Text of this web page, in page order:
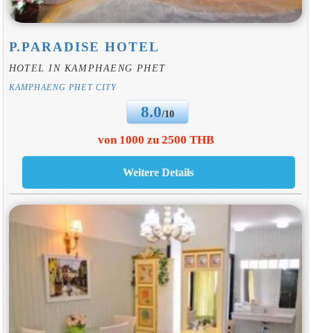
P.PARADISE HOTEL
HOTEL IN KAMPHAENG PHET
KAMPHAENG PHET CITY
8.0/10
von 1000 zu 2500 THB